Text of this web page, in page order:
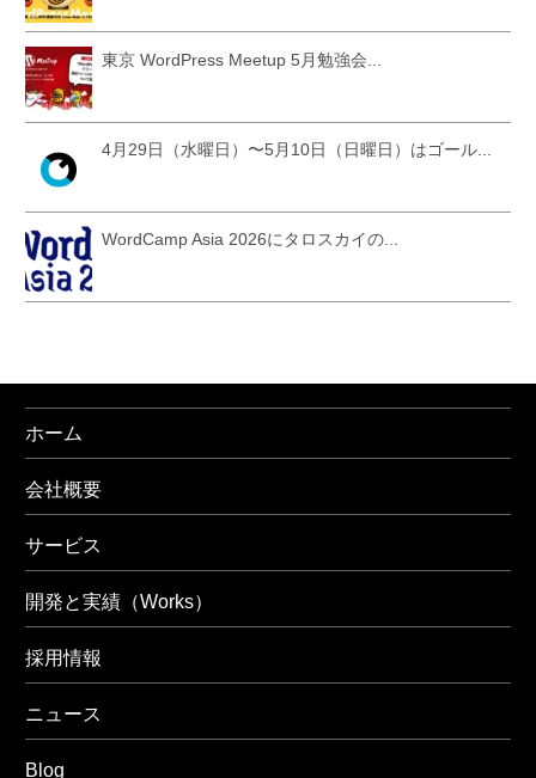
東京 WordPress Meetup 5月勉強会...
4月29日（水曜日）〜5月10日（日曜日）はゴール...
WordCamp Asia 2026にタロスカイの...
ホーム
会社概要
サービス
開発と実績（Works）
採用情報
ニュース
Blog